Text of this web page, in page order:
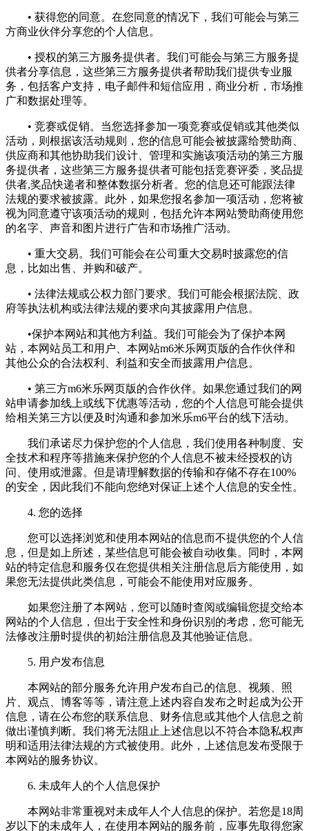
• 获得您的同意。在您同意的情况下，我们可能会与第三
方商业伙伴分享您的个人信息。
• 授权的第三方服务提供者。我们可能会与第三方服务提
供者分享信息，这些第三方服务提供者帮助我们提供专业服
务，包括客户支持，电子邮件和短信应用，商业分析，市场推
广和数据处理等。
• 竞赛或促销。当您选择参加一项竞赛或促销或其他类似
活动，则根据该活动规则，您的信息可能会被披露给赞助商、
供应商和其他协助我们设计、管理和实施该项活动的第三方服
务提供者，这些第三方服务提供者可能包括竞赛评委，奖品提
供者,奖品快递者和整体数据分析者。您的信息还可能跟法律
法规的要求被披露。此外，如果您报名参加一项活动，您将被
视为同意遵守该项活动的规则，包括允许本网站赞助商使用您
的名字、声音和图片进行广告和市场推广活动。
• 重大交易。我们可能会在公司重大交易时披露您的信
息，比如出售、并购和破产。
• 法律法规或公权力部门要求。我们可能会根据法院、政
府等执法机构或法律法规的要求向其披露用户信息。
•保护本网站和其他方利益。我们可能会为了保护本网
站，本网站员工和用户、本网站m6米乐网页版的合作伙伴和
其他公众的合法权利、利益和安全而披露用户信息。
• 第三方m6米乐网页版的合作伙伴。如果您通过我们的网
站申请参加线上或线下优惠等活动，您的个人信息可能会提供
给相关第三方以便及时沟通和参加米乐m6平台的线下活动。
我们承诺尽力保护您的个人信息，我们使用各种制度、安
全技术和程序等措施来保护您的个人信息不被未经授权的访
问、使用或泄露。但是请理解数据的传输和存储不存在100%
的安全，因此我们不能向您绝对保证上述个人信息的安全性。
4. 您的选择
您可以选择浏览和使用本网站的信息而不提供您的个人信
息，但是如上所述，某些信息可能会被自动收集。同时，本网
站的特定信息和服务仅在您提供相关注册信息后方能使用，如
果您无法提供此类信息，可能会不能使用对应服务。
如果您注册了本网站，您可以随时查阅或编辑您提交给本
网站的个人信息，但出于安全性和身份识别的考虑，您可能无
法修改注册时提供的初始注册信息及其他验证信息。
5. 用户发布信息
本网站的部分服务允许用户发布自己的信息、视频、照
片、观点、博客等等，请注意上述内容自发布之时起成为公开
信息，请在公布您的联系信息、财务信息或其他个人信息之前
做出谨慎判断。我们将无法阻止上述信息以不符合本隐私权声
明和适用法律法规的方式被使用。此外，上述信息发布受限于
本网站的服务协议。
6. 未成年人的个人信息保护
本网站非常重视对未成年人个人信息的保护。若您是18周
岁以下的未成年人，在使用本网站的服务前，应事先取得您家